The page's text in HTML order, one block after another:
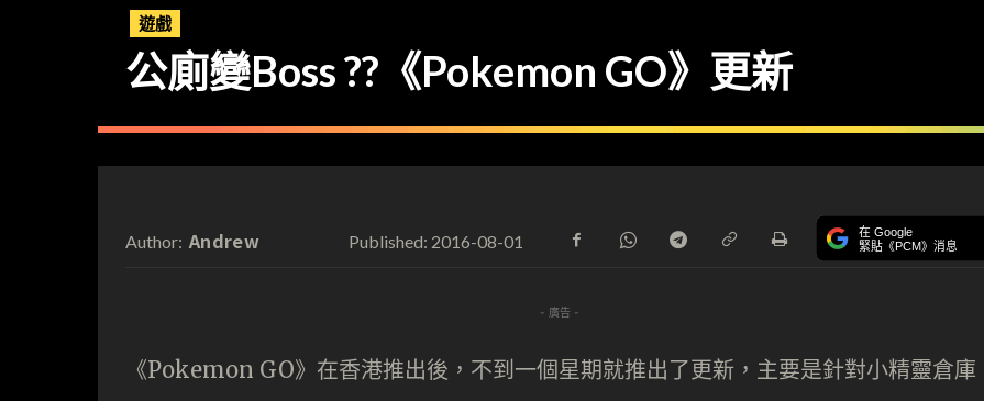
遊戲
公廁變Boss ??《Pokemon GO》更新
Author: Andrew Published: 2016-08-01 在 Google
緊貼《PCM》消息
- 廣告 -
《Pokemon GO》在香港推出後，不到一個星期就推出了更新，主要是針對小精靈倉庫